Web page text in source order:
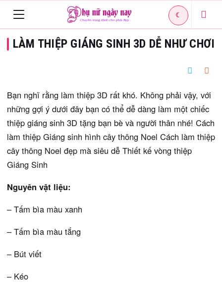
navigation
☾
LÀM THIỆP GIÁNG SINH 3D DỄ NHƯ CHƠI
Bạn nghĩ rằng làm thiệp 3D rất khó. Không phải vậy, với
những gợi ý dưới đây bạn có thể dễ dàng làm một chiếc
thiệp giáng sinh 3D tặng bạn bè và người thân nhé! Cách
làm thiệp Giáng sinh hình cây thông Noel Cách làm thiệp
cây thông Noel đẹp mà siêu dễ Thiết kế vòng thiệp
Giáng Sinh
Nguyên vật liệu:
– Tấm bìa màu xanh
– Tấm bìa màu tắng
– Bút viết
– Kéo